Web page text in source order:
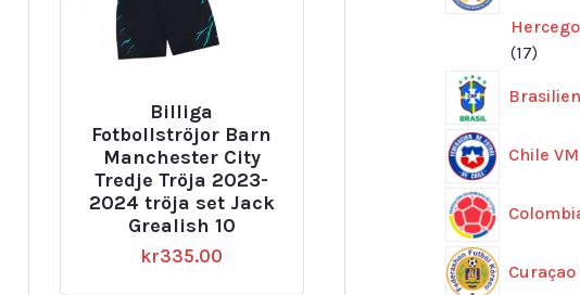
Billiga
Fotbollströjor Barn
Manchester City
Tredje Tröja 2023-
2024 tröja set Jack
Grealish 10
kr335.00
1717
Chile